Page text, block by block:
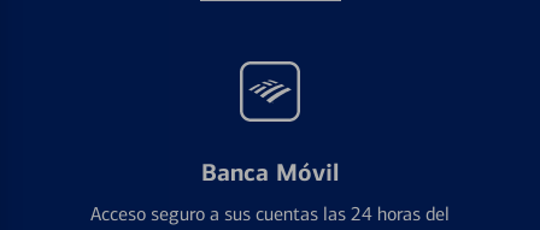
Banca Móvil
Acceso seguro a sus cuentas las 24 horas del